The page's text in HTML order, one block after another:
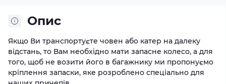
Опис
Якщо Ви транспортуєте човен або катер на далеку
відстань, то Вам необхідно мати запасне колесо, а для
того, щоб не возити його в багажнику ми пропонуємо
кріплення запаски, яке розроблено спеціально для